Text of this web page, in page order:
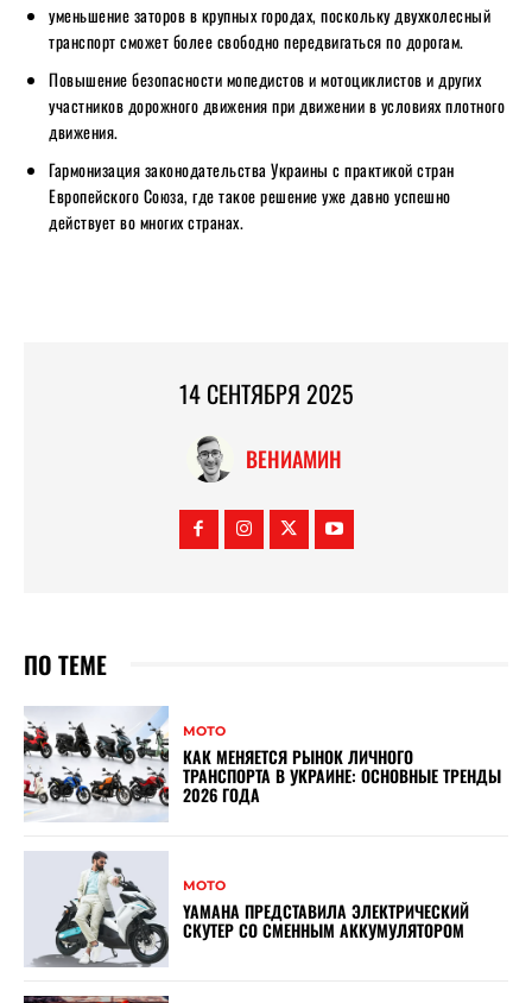
уменьшение заторов в крупных городах, поскольку двухколесный
транспорт сможет более свободно передвигаться по дорогам.
Повышение безопасности мопедистов и мотоциклистов и других
участников дорожного движения при движении в условиях плотного
движения.
Гармонизация законодательства Украины с практикой стран
Европейского Союза, где такое решение уже давно успешно
действует во многих странах.
14 СЕНТЯБРЯ 2025
ВЕНИАМИН
ПО ТЕМЕ
МОТО
КАК МЕНЯЕТСЯ РЫНОК ЛИЧНОГО
ТРАНСПОРТА В УКРАИНЕ: ОСНОВНЫЕ ТРЕНДЫ
2026 ГОДА
МОТО
YAMAHA ПРЕДСТАВИЛА ЭЛЕКТРИЧЕСКИЙ
СКУТЕР СО СМЕННЫМ АККУМУЛЯТОРОМ